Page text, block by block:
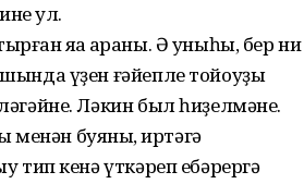
ул.
яҡҡа ҡараны. Ә уныһы, бер ни
үҙен ғәйепле тойоуҙы
Ләкин был һиҙелмәне.
буяныҡ, иртәгә
тип кенә үткәреп ебәрергә